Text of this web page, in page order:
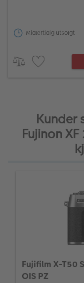
Midlertidig utsolgt
Kunder
Fujinon
Fujifilm X-T50
OIS PZ